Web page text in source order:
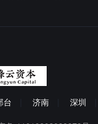
台 济南 深圳